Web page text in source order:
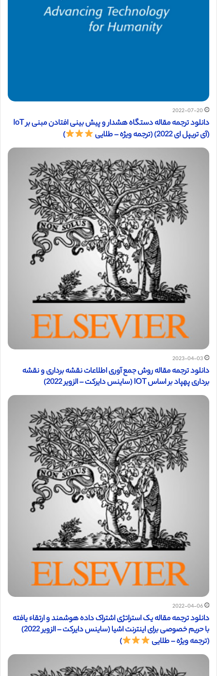
2022-07-20
دانلود ترجمه مقاله دستگاه هشدار و پیش بینی افتادن مبنی بر IoT
(آی تریپل ای 2022) (ترجمه ویژه – طلایی
)
2023-04-03
دانلود ترجمه مقاله روش جمع آوری اطلاعات نقشه برداری و نقشه
برداری پهپاد بر اساس IOT (ساینس دایرکت – الزویر 2022)
2022-04-06
دانلود ترجمه مقاله یک استراتژی اشتراک داده هوشمند و ارتقاء یافته
با حریم خصوصی برای اینترنت اشیا (ساینس دایرکت – الزویر 2022)
(ترجمه ویژه – طلایی
)